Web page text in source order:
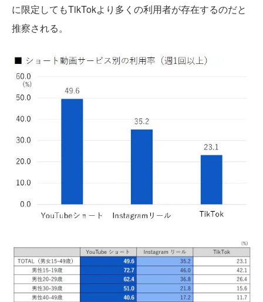
に限定してもTikTokより多くの利用者が存在するのだと
推察される。